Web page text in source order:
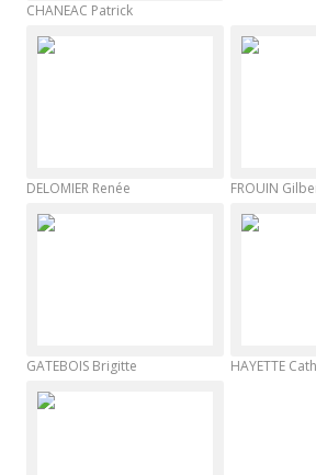
CHANEAC Patrick
DELOMIER Renée FROUIN
GATEBOIS Brigitte HAYETTE